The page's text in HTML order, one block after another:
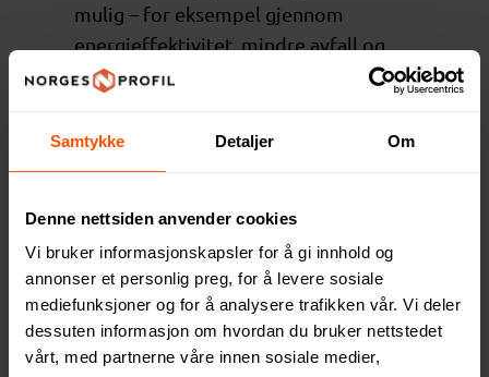
Samtykke Detaljer Om
Denne nettsiden anvender cookies
Vi bruker informasjonskapsler for å gi innhold og
annonser et personlig preg, for å levere sosiale
mediefunksjoner og for å analysere trafikken vår. Vi deler
dessuten informasjon om hvordan du bruker nettstedet
vårt, med partnerne våre innen sosiale medier,
mulig – for eksempel gjennom
energieffektivitet, mindre avfall og
smartere emballasje
Vi oppmuntrer til bruk av mer miljøvennlige
Forretningsetikk
Vi forventer at leverandørene:
opptrer redelig